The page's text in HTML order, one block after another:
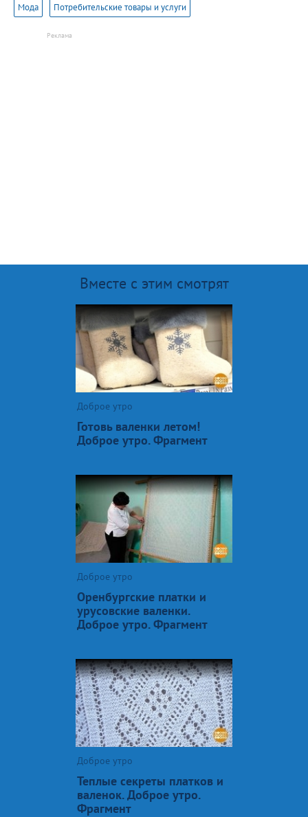
Мода Потребительские товары и услуги
Вместе с этим смотрят
Доброе утро
Готовь валенки летом!
Доброе утро. Фрагмент
Доброе утро
Оренбургские платки и
урусовские валенки.
Доброе утро. Фрагмент
Доброе утро
Теплые секреты платков и
валенок. Доброе утро.
Фрагмент